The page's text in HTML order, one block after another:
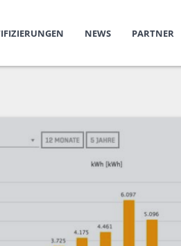
NEWS PARTNER